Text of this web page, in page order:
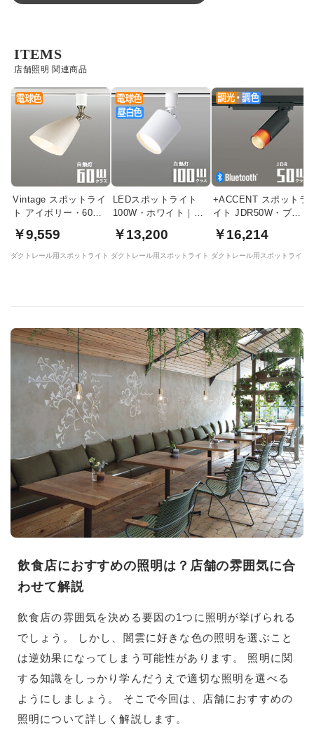
店舗照明 関連商品
ITEMS
Vintage スポットライ
ト アイボリー・60W
￥9,559
ダクトレール用スポットライト
LEDスポットライト
100W・ホワイト｜光
￥13,200
ダクトレール用スポットライト
+ACCENT スポットラ
イト JDR50W・ブラ
用・Bluetooth
￥16,214
ダクトレール用スポットライト
飲食店におすすめの照明は？店舗の雰囲気に合
わせて解説
飲食店の雰囲気を決める要因の1つに照明が挙げられる
でしょう。 しかし、闇雲に好きな色の照明を選ぶこと
は逆効果になってしまう可能性があります。 照明に関
する知識をしっかり学んだうえで適切な照明を選べる
ようにしましょう。 そこで今回は、店舗におすすめの
照明について詳しく解説します。